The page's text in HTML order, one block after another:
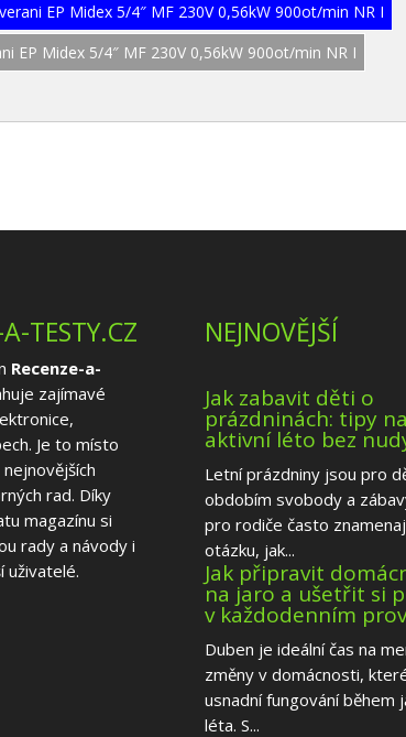
EP Midex 5/4″ MF 230V 0,56kW 900ot/min NR I
EP Midex 5/4″ MF 230V 0,56kW 900ot/min NR I
TESTY.CZ
Recenze-a-
zajímavé
Je to místo
rad. Díky
magazínu si
rady a návody i
uživatelé.
NEJNOVĚJŠÍ
Jak zabavit děti o
prázdninách: tipy na
aktivní léto bez
Letní prázdniny jsou pro
obdobím svobody a
pro rodiče často
otázku, jak...
Jak připravit
na jaro a ušetřit si
v každodenním
Duben je ideální čas na
změny v domácnosti,
usnadní fungování během
léta. S...